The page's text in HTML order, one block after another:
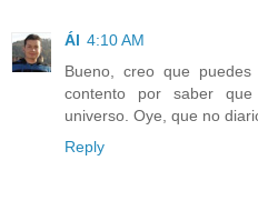
Ál 4:10 AM
Bueno, creo que
contento por saber
universo. Oye, que no
Reply